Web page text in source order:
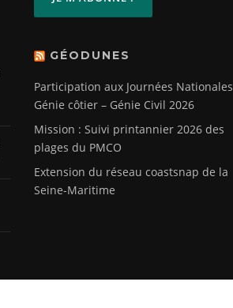
GÉODUNES
Participation aux Journées Nationales
Génie côtier – Génie Civil 2026
Mission : Suivi printannier 2026 des
plages du PMCO
Extension du réseau coastsnap de la
Seine-Maritime